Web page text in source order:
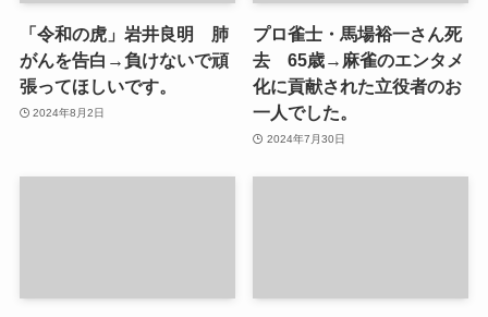
「令和の虎」岩井良明 肺
がんを告白→負けないで頑
張ってほしいです。
2024年8月2日
プロ雀士・馬場裕一さん死
去 65歳→麻雀のエンタメ
化に貢献された立役者のお
一人でした。
2024年7月30日